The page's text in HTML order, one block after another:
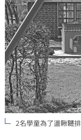
2名學童為了盪鞦韆